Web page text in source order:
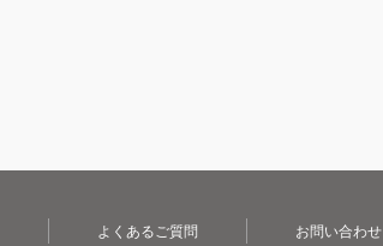
よくあるご質問 お問い合わせ